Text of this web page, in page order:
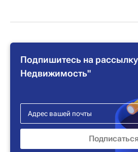
Подпишитесь на
Недвижимость"